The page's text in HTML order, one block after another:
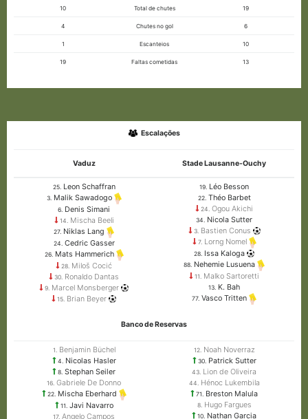
10 Total de chutes 19
4 Chutes no gol 6
1 Escanteios 10
19 Faltas cometidas 13
Escalações
Vaduz Stade Lausanne-Ouchy
25.Leon Schaffran
3.Malik Sawadogo
6. Denis Simani
14. Mischa Beeli
27. Niklas Lang
24. Cedric Gasser
26.Mats Hammerich
28. Miloš Cocić
30. Ronaldo Dantas
9. Marcel Monsberger
15. Brian Beyer
19. Léo Besson
22.Théo Barbet
24. Ogou Akichi
34. Nicola Sutter
3.Bastien Conus
7.Lorng Nomel
28. Issa Kaloga
88. Nehemie Lusuena
11. Malko Sartoretti
13. K. Bah
77. Vasco Tritten
Banco de Reservas
1. Benjamin Büchel
4. Nicolas Hasler
8. Stephan Seiler
16. Gabriele De Donno
22.Mischa Eberhard
11. Javi Navarro
17. Angelo Campos
12.Noah Noverraz
30.Patrick Sutter
43. Lion de Oliveira
44. Hénoc Lukembila
71. Breston Malula
8.Hugo Fargues
10. Nathan Garcia